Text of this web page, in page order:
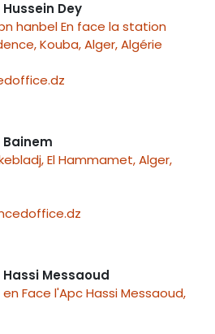
Dey
hanbel En face la station
Kouba, Alger, Algérie
El Hammamet, Alger,
Messaoud
Face l'Apc Hassi Messaoud,